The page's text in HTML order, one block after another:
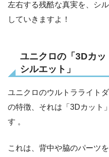
左右する残酷な真実を、シ
していきますよ！
ユニクロの「3Dカ
シルエット」
ユニクロのウルトラライト
の特徴、それは「3Dカット
す 。
これは、背中や脇のパーツ